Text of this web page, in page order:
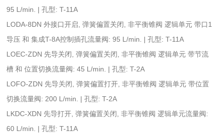
95 L/min. | 孔型: T-11A
LODA-8DN 外接口开启, 弹簧偏置关闭, 非平衡锥阀 逻辑单元 带口1
导压 和 集成T-8A控制插孔流量阀: 95 L/min. | 孔型: T-11A
LOEC-ZDN 先导关闭, 弹簧偏置关闭, 非平衡锥阀 逻辑单元 带节流
槽 和 位置切换流量阀: 45 L/min. | 孔型: T-2A
LOFO-ZDN 先导关闭, 弹簧偏置打开, 非平衡锥阀 逻辑单元 带位置
切换流量阀: 200 L/min. | 孔型: T-2A
LKDC-XDN 先导打开, 弹簧偏置关闭, 非平衡锥阀 逻辑单元流量阀:
60 L/min. | 孔型: T-11A